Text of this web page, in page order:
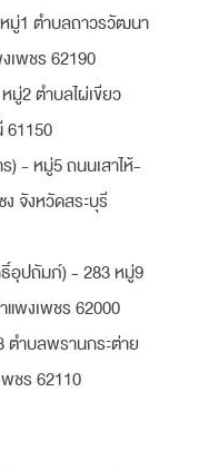
มู่1 ตำบลถาวรวัฒนา
เพชร 62190
มู่2 ตำบลไผ่เขียว
61150
) - หมู่5 ถนนเสาไห้-
ง จังหวัดสระบุรี
อุปถัมภ์) - 283 หมู่9
แพงเพชร 62000
ตำบลพรานกระต่าย
ชร 62110